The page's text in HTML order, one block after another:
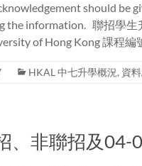
should be
the information. 聯招學生
of Hong Kong 課程編
HKAL 中七升學概況, 資
、非聯招及04-